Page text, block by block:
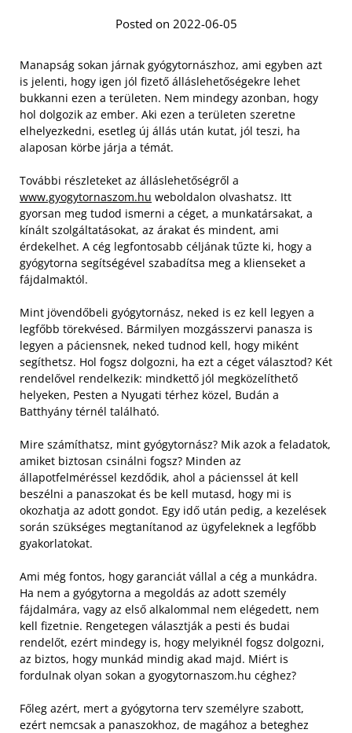
Posted on 2022-06-05
Manapság sokan járnak gyógytornászhoz, ami egyben azt
is jelenti, hogy igen jól fizető álláslehetőségekre lehet
bukkanni ezen a területen. Nem mindegy azonban, hogy
hol dolgozik az ember. Aki ezen a területen szeretne
elhelyezkedni, esetleg új állás után kutat, jól teszi, ha
alaposan körbe járja a témát.
További részleteket az álláslehetőségről a
www.gyogytornaszom.hu weboldalon olvashatsz. Itt
gyorsan meg tudod ismerni a céget, a munkatársakat, a
kínált szolgáltatásokat, az árakat és mindent, ami
érdekelhet. A cég legfontosabb céljának tűzte ki, hogy a
gyógytorna segítségével szabadítsa meg a klienseket a
fájdalmaktól.
Mint jövendőbeli gyógytornász, neked is ez kell legyen a
legfőbb törekvésed. Bármilyen mozgásszervi panasza is
legyen a páciensnek, neked tudnod kell, hogy miként
segíthetsz. Hol fogsz dolgozni, ha ezt a céget választod? Két
rendelővel rendelkezik: mindkettő jól megközelíthető
helyeken, Pesten a Nyugati térhez közel, Budán a
Batthyány térnél található.
Mire számíthatsz, mint gyógytornász? Mik azok a feladatok,
amiket biztosan csinálni fogsz? Minden az
állapotfelméréssel kezdődik, ahol a pácienssel át kell
beszélni a panaszokat és be kell mutasd, hogy mi is
okozhatja az adott gondot. Egy idő után pedig, a kezelések
során szükséges megtanítanod az ügyfeleknek a legfőbb
gyakorlatokat.
Ami még fontos, hogy garanciát vállal a cég a munkádra.
Ha nem a gyógytorna a megoldás az adott személy
fájdalmára, vagy az első alkalommal nem elégedett, nem
kell fizetnie. Rengetegen választják a pesti és budai
rendelőt, ezért mindegy is, hogy melyiknél fogsz dolgozni,
az biztos, hogy munkád mindig akad majd. Miért is
fordulnak olyan sokan a gyogytornaszom.hu céghez?
Főleg azért, mert a gyógytorna terv személyre szabott,
ezért nemcsak a panaszokhoz, de magához a beteghez